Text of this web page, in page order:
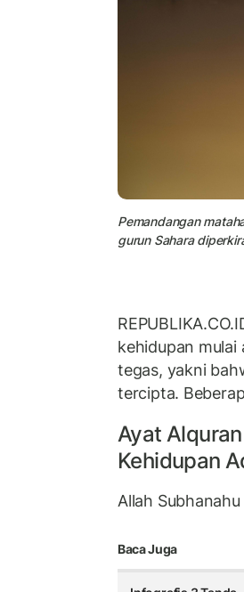
Pemandangan
gurun Sahara
kehidupan mulai
tegas, yakni
tercipta.
Ayat Alquran
Kehidupan
Allah
Baca Juga